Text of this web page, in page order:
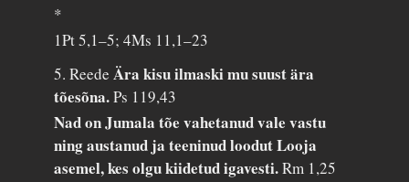
*
1Pt 5,1–5; 4Ms 11,1–23
5. ReedeÄra kisu ilmaski mu suust ära
tõesõna.Ps 119,43
Nad on Jumala tõe vahetanud vale vastu
ning austanud ja teeninud loodut Looja
asemel, kes olgu kiidetud igavesti.Rm 1,25